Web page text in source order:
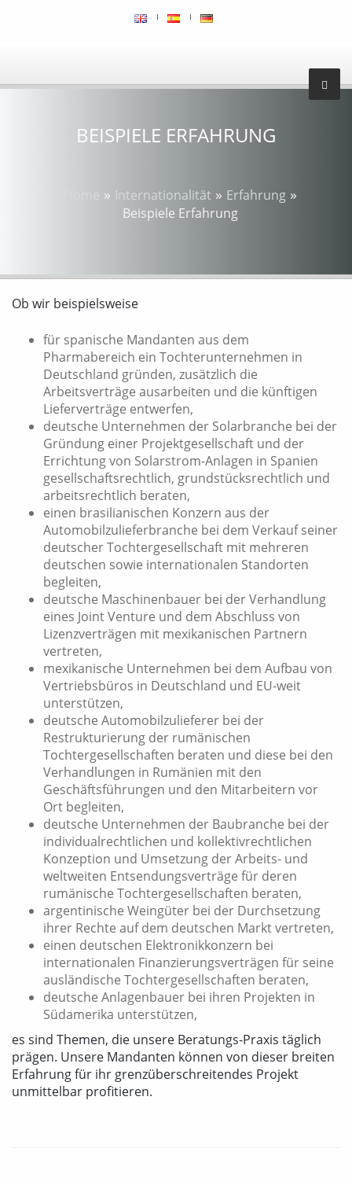
BEISPIELE ERFAHRUNG
» Internationalität » Erfahrung»
Beispiele Erfahrung
Ob wir beispielsweise
für spanische Mandanten aus dem
Pharmabereich ein Tochterunternehmen in
Deutschland gründen, zusätzlich die
Arbeitsverträge ausarbeiten und die künftigen
Lieferverträge entwerfen,
deutsche Unternehmen der Solarbranche bei der
Gründung einer Projektgesellschaft und der
Errichtung von Solarstrom-Anlagen in Spanien
gesellschaftsrechtlich, grundstücksrechtlich und
arbeitsrechtlich beraten,
einen brasilianischen Konzern aus der
Automobilzulieferbranche bei dem Verkauf seiner
deutscher Tochtergesellschaft mit mehreren
deutschen sowie internationalen Standorten
begleiten,
deutsche Maschinenbauer bei der Verhandlung
eines Joint Venture und dem Abschluss von
Lizenzverträgen mit mexikanischen Partnern
vertreten,
mexikanische Unternehmen bei dem Aufbau von
Vertriebsbüros in Deutschland und EU-weit
unterstützen,
deutsche Automobilzulieferer bei der
Restrukturierung der rumänischen
Tochtergesellschaften beraten und diese bei den
Verhandlungen in Rumänien mit den
Geschäftsführungen und den Mitarbeitern vor
Ort begleiten,
deutsche Unternehmen der Baubranche bei der
individualrechtlichen und kollektivrechtlichen
Konzeption und Umsetzung der Arbeits- und
weltweiten Entsendungsverträge für deren
rumänische Tochtergesellschaften beraten,
argentinische Weingüter bei der Durchsetzung
ihrer Rechte auf dem deutschen Markt vertreten,
einen deutschen Elektronikkonzern bei
internationalen Finanzierungsverträgen für seine
ausländische Tochtergesellschaften beraten,
deutsche Anlagenbauer bei ihren Projekten in
Südamerika unterstützen,
es sind Themen, die unsere Beratungs-Praxis täglich
prägen. Unsere Mandanten können von dieser breiten
Erfahrung für ihr grenzüberschreitendes Projekt
unmittelbar profitieren.